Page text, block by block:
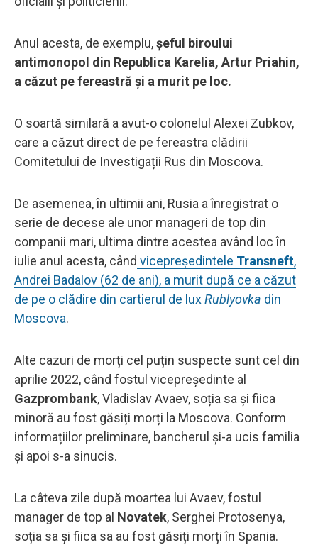
Anul acesta, de exemplu,șeful biroului
antimonopol din Republica Karelia, Artur Priahin,
a căzut pe fereastră și a murit pe loc.
O soartă similară a avut-o colonelul Alexei Zubkov,
care a căzut direct de pe fereastra clădirii
Comitetului de Investigații Rus din Moscova.
De asemenea, în ultimii ani, Rusia a înregistrat o
serie de decese ale unor manageri de top din
companii mari, ultima dintre acestea având loc în
iulie anul acesta, când vicepreședintele Transneft,
Andrei Badalov (62 de ani), a murit după ce a căzut
de pe o clădire din cartierul de luxRublyovka din
Moscova.
Alte cazuri de morți cel puțin suspecte sunt cel din
aprilie 2022, când fostul vicepreședinte al
Gazprombank, Vladislav Avaev, soția sa și fiica
minoră au fost găsiți morți la Moscova. Conform
informațiilor preliminare, bancherul și-a ucis familia
și apoi s-a sinucis.
La câteva zile după moartea lui Avaev, fostul
manager de top al Novatek, Serghei Protosenya,
soția sa și fiica sa au fost găsiți morți în Spania.